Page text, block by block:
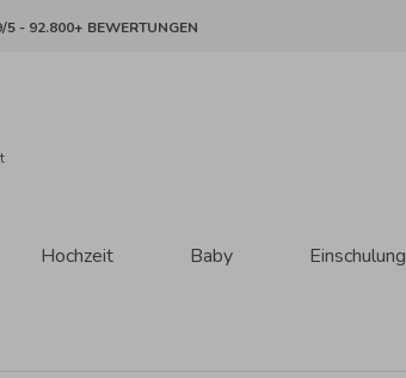
5 - 92.800+ BEWERTUNGEN
Hochzeit Baby Einschulung